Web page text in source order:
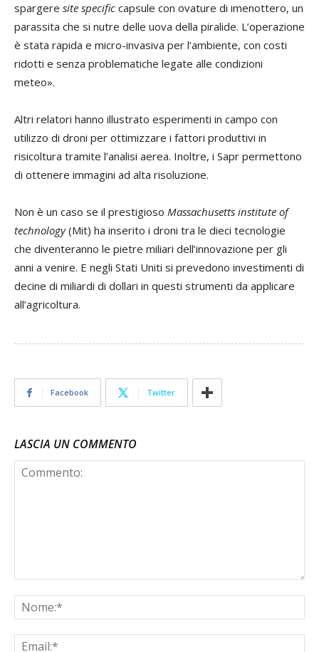
spargere site specific capsule con ovature di imenottero, un
parassita che si nutre delle uova della piralide. L’operazione
è stata rapida e micro-invasiva per l’ambiente, con costi
ridotti e senza problematiche legate alle condizioni
meteo».
Altri relatori hanno illustrato esperimenti in campo con
utilizzo di droni per ottimizzare i fattori produttivi in
risicoltura tramite l’analisi aerea. Inoltre, i Sapr permettono
di ottenere immagini ad alta risoluzione.
Non è un caso se il prestigioso Massachusetts institute of
technology(Mit) ha inserito i droni tra le dieci tecnologie
che diventeranno le pietre miliari dell’innovazione per gli
anni a venire. E negli Stati Uniti si prevedono investimenti di
decine di miliardi di dollari in questi strumenti da applicare
all’agricoltura.
Facebook Twitter
LASCIA UN COMMENTO